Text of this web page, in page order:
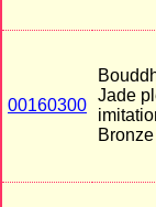
00160300
Jade
Bronze